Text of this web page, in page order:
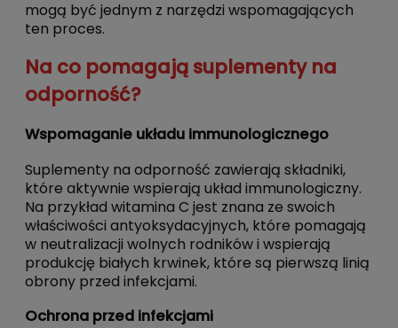
mogą być jednym z narzędzi wspomagających
ten proces.
Na co pomagają suplementy na
odporność?
Wspomaganie układu immunologicznego
Suplementy na odporność zawierają składniki,
które aktywnie wspierają układ immunologiczny.
Na przykład witamina C jest znana ze swoich
właściwości antyoksydacyjnych, które pomagają
w neutralizacji wolnych rodników i wspierają
produkcję białych krwinek, które są pierwszą linią
obrony przed infekcjami.
Ochrona przed infekcjami